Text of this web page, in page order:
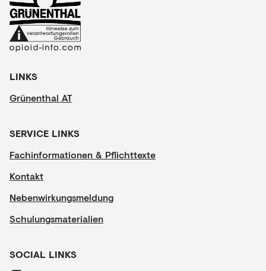
LINKS
Grünenthal AT
SERVICE LINKS
Fachinformationen & Pflichttexte
Kontakt
Nebenwirkungsmeldung
Schulungsmaterialien
SOCIAL LINKS